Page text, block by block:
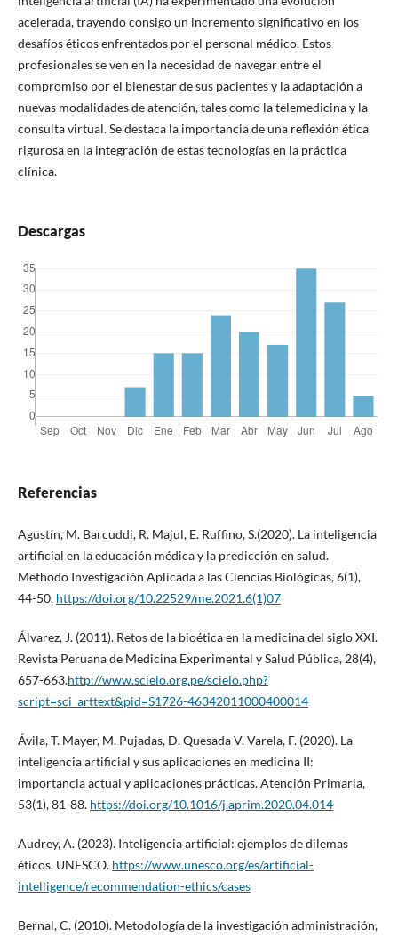
acelerada, trayendo consigo un incremento significativo en los
desafíos éticos enfrentados por el personal médico. Estos
profesionales se ven en la necesidad de navegar entre el
compromiso por el bienestar de sus pacientes y la adaptación a
nuevas modalidades de atención, tales como la telemedicina y la
consulta virtual. Se destaca la importancia de una reflexión ética
rigurosa en la integración de estas tecnologías en la práctica
clínica.
Descargas
Referencias
Agustín, M. Barcuddi, R. Majul, E. Ruffino, S.(2020). La inteligencia
artificial en la educación médica y la predicción en salud.
Methodo Investigación Aplicada a las Ciencias Biológicas, 6(1),
44-50. https://doi.org/10.22529/me.2021.6(1)07
Álvarez, J. (2011). Retos de la bioética en la medicina del siglo XXI.
Revista Peruana de Medicina Experimental y Salud Pública, 28(4),
657-663.http://www.scielo.org.pe/scielo.php?
script=sci_arttext&pid=S1726-46342011000400014
Ávila, T. Mayer, M. Pujadas, D. Quesada V. Varela, F. (2020). La
inteligencia artificial y sus aplicaciones en medicina II:
importancia actual y aplicaciones prácticas. Atención Primaria,
53(1), 81-88. https://doi.org/10.1016/j.aprim.2020.04.014
Audrey, A. (2023). Inteligencia artificial: ejemplos de dilemas
éticos. UNESCO. https://www.unesco.org/es/artificial-
intelligence/recommendation-ethics/cases
Bernal, C. (2010). Metodología de la investigación administración,